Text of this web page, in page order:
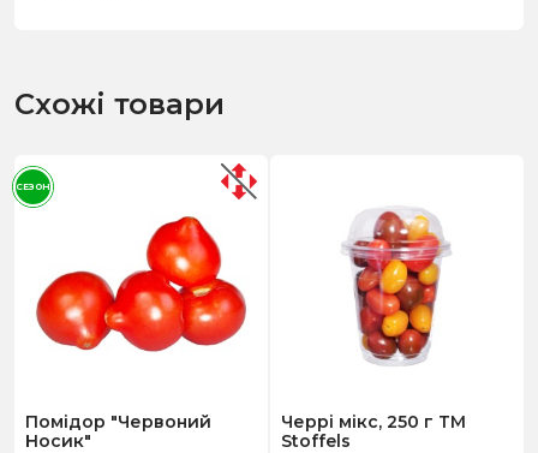
Схожі товари
Помідор "Червоний
Носик"
СЕЗОН
Черрі мікс, 250 г ТМ
Stoffels